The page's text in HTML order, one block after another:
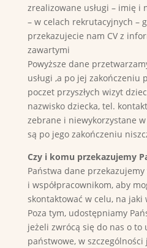
zrealizowane usługi – imię i
– w celach rekrutacyjnych –
przekazujecie nam CV z
zawartymi
Powyższe dane
usługi ,a po jej zakończeniu
poczet przyszłych wizyt
nazwisko dziecka, tel.
zebrane i niewykorzystane
są po jego zakończeniu
Czy i komu przekazujemy
Państwa dane
i współpracownikom, aby
skontaktować w celu, na jaki
Poza tym, udostępniamy
jeżeli zwrócą się do nas o
państwowe, w